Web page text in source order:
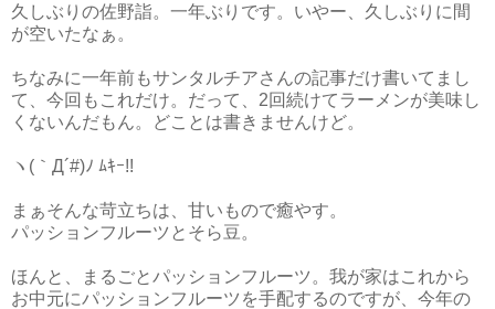
久しぶりの佐野詣。一年ぶりです。いやー、久しぶりに間
が空いたなぁ。
ちなみに一年前もサンタルチアさんの記事だけ書いてまし
て、今回もこれだけ。だって、2回続けてラーメンが美味し
くないんだもん。どことは書きませんけど。
ヽ(｀Д´#)ﾉ ﾑｷｰ!!
まぁそんな苛立ちは、甘いもので癒やす。
パッションフルーツとそら豆。
ほんと、まるごとパッションフルーツ。我が家はこれから
お中元にパッションフルーツを手配するのですが、今年の